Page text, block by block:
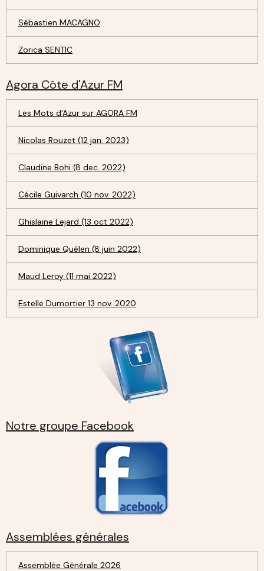
Sébastien MACAGNO
Zorica SENTIC
Agora Côte d'Azur FM
Les Mots d'Azur sur AGORA FM
Nicolas Rouzet (12 jan. 2023)
Claudine Bohi (8 dec. 2022)
Cécile Guivarch (10 nov. 2022)
Ghislaine Lejard (13 oct 2022)
Dominique Quélen (8 juin 2022)
Maud Leroy (11 mai 2022)
Estelle Dumortier 13 nov. 2020
Notre groupe Facebook
Assemblées générales
Assemblée Générale 2026